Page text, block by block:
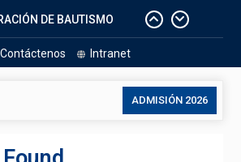
DE BAUTISMO
Inteligentes
de Cómputo
Contáctenos Intranet
ADMISIÓN 2026